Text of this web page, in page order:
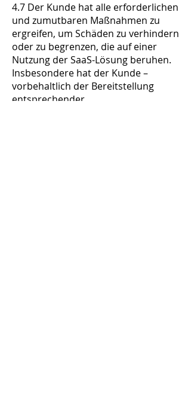
4.7 Der Kunde hat alle erforderlichen
und zumutbaren Maßnahmen zu
ergreifen, um Schäden zu verhindern
oder zu begrenzen, die auf einer
Nutzung der SaaS-Lösung beruhen.
Insbesondere hat der Kunde –
vorbehaltlich der Bereitstellung
entsprechender